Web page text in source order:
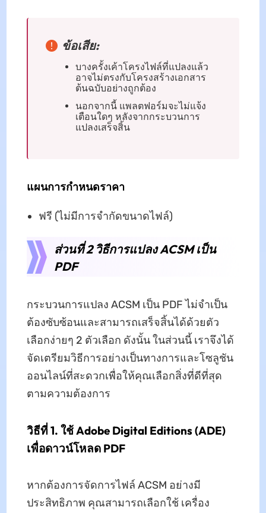
ข้อเสีย:
บางครั้งเค้าโครงไฟล์ที่แปลงแล้ว
อาจไม่ตรงกับโครงสร้างเอกสาร
ต้นฉบับอย่างถูกต้อง
นอกจากนี้ แพลตฟอร์มจะไม่แจ้ง
เตือนใดๆ หลังจากกระบวนการ
แปลงเสร็จสิ้น
แผนการกำหนดราคา
ฟรี (ไม่มีการจำกัดขนาดไฟล์)
ส่วนที่ 2 วิธีการแปลง ACSM เป็น
PDF
กระบวนการแปลง ACSM เป็น PDF ไม่จำเป็น
ต้องซับซ้อนและสามารถเสร็จสิ้นได้ด้วยตัว
เลือกง่ายๆ 2 ตัวเลือก ดังนั้น ในส่วนนี้ เราจึงได้
จัดเตรียมวิธีการอย่างเป็นทางการและโซลูชัน
ออนไลน์ที่สะดวกเพื่อให้คุณเลือกสิ่งที่ดีที่สุด
ตามความต้องการ
วิธีที่ 1. ใช้ Adobe Digital Editions (ADE)
เพื่อดาวน์โหลด PDF
หากต้องการจัดการไฟล์ ACSM อย่างมี
ประสิทธิภาพ คุณสามารถเลือกใช้ เครื่อง